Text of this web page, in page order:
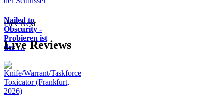
Nailed to
Obscurity -
Probieren ist
der …
Prev Next
Live Reviews